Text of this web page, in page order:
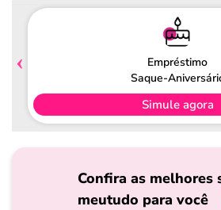
Empréstimo
Saque-
Simule agora
Confira as melhores
meutudo para você